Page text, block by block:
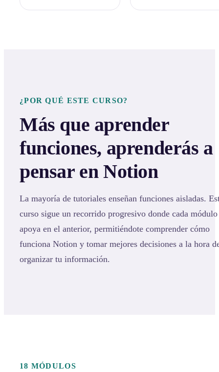
¿POR QUÉ ESTE CURSO?
Más que aprender
funciones, aprenderás a
pensar en Notion
La mayoría de tutoriales enseñan funciones aisladas.
curso sigue un recorrido progresivo donde cada módulo
apoya en el anterior, permitiéndote comprender cómo
funciona Notion y tomar mejores decisiones a la hora
organizar tu información.
18 MÓDULOS